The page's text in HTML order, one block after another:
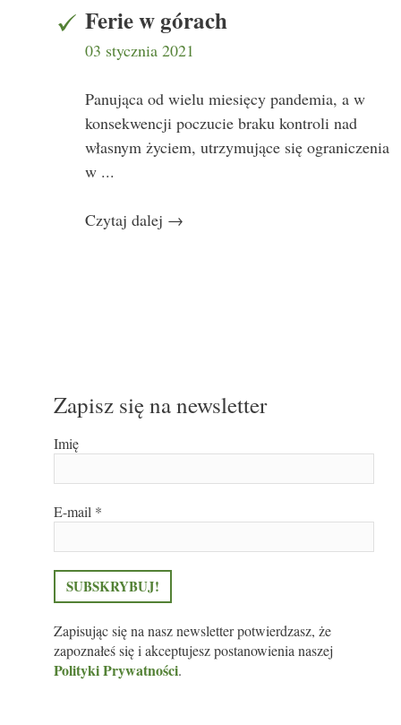
Ferie w górach
03 stycznia 2021
Panująca od wielu miesięcy pandemia, a w
konsekwencji poczucie braku kontroli nad
własnym życiem, utrzymujące się ograniczenia
w ...
Czytaj dalej →
Zapisz się na newsletter
Imię
E-mail *
Zapisując się na nasz newsletter potwierdzasz, że
zapoznałeś się i akceptujesz postanowienia naszej
Polityki Prywatności.